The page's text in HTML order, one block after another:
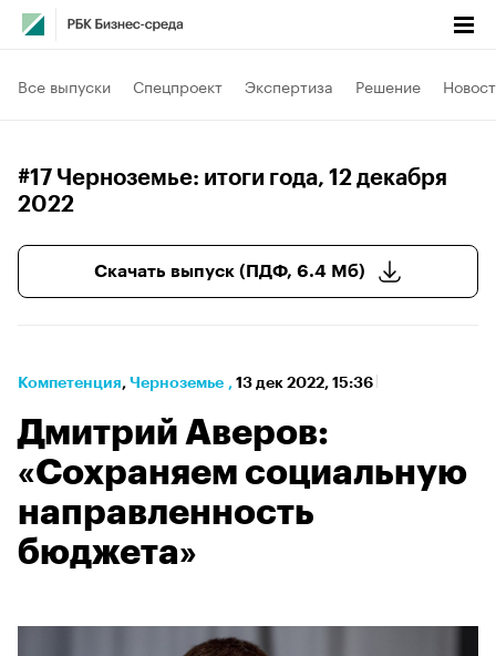
Все выпуски Спецпроект Экспертиза Решение
#17 Черноземье: итоги года, 12 декабря
2022
Скачать выпуск (ПДФ, 6.4 Мб)
Компетенция⁠, Черноземье , 13 дек 2022, 15:36
Дмитрий Аверов:
«Сохраняем социальную
направленность
бюджета»